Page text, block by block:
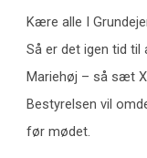
Kære alle I
Så er det igen tid
Mariehøj – så sæt X
Bestyrelsen vil
før mødet.